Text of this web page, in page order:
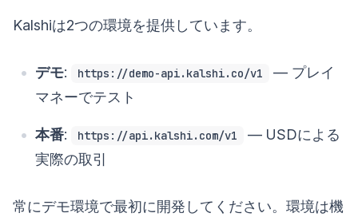
Kalshiは2つの環境を提供しています。
デモ: https://demo-api.kalshi.co/v1
— プレイ
マネーでテスト
本番: https://api.kalshi.com/v1
— USDによる
実際の取引
常にデモ環境で最初に開発してください。環境は機